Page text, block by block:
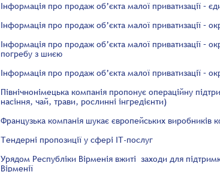
Інформація про продаж об’єкта малої приватизації –
Інформація про продаж об’єкта малої приватизації –
Інформація про продаж об’єкта малої приватизації –
погребу з шиєю
Інформація про продаж об’єкта малої приватизації –
Північнонімецька компанія пропонує операційну
насіння, чай, трави, рослинні інгредієнти)
Французька компанія шукає європейських виробників
Тендерні пропозиції у сфері ІТ-послуг
Урядом Республіки Вірменія вжиті заходи для
Вірменії